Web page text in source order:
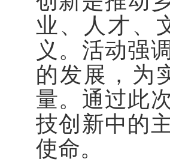
业、人才、
义。活动强
的发展，为
量。通过此
技创新中的
使命。